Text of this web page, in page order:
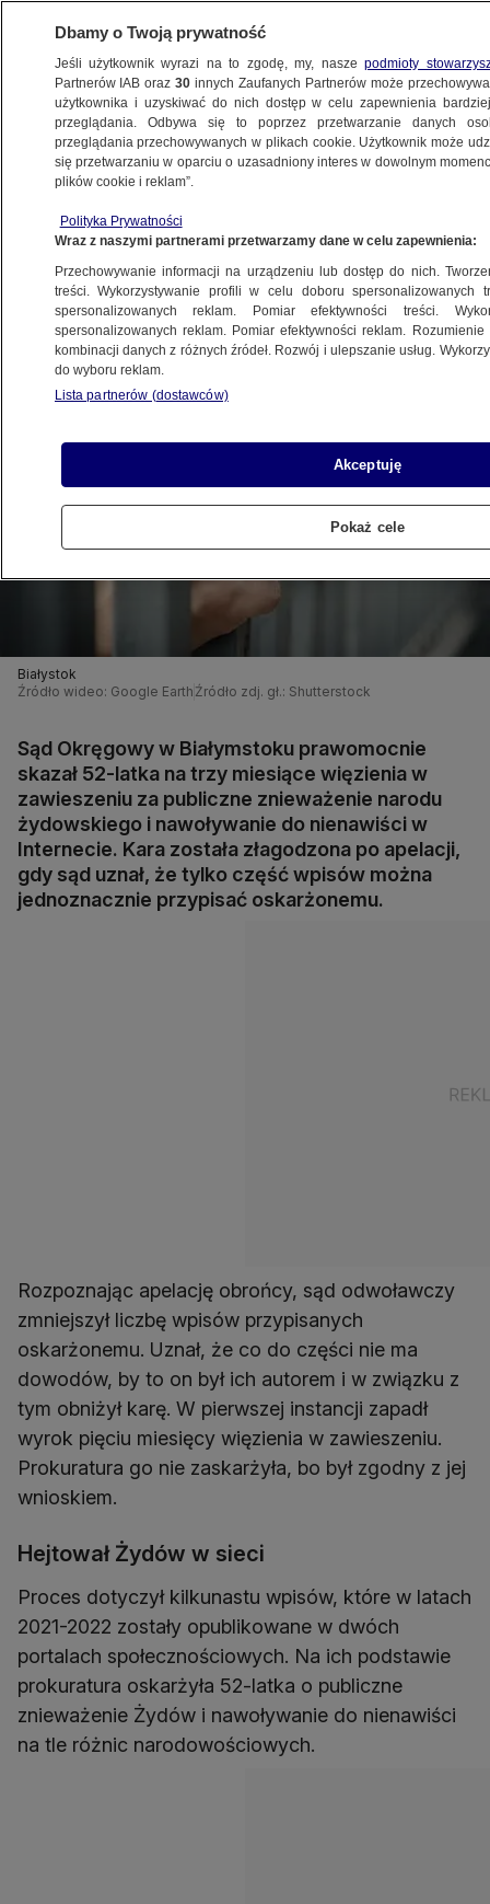
BIAŁYSTOK
żydowskiego wpisami w Internecie
11.09.2025, 16:30
Posłuchaj artykułu
Czyta lektor AI
Białystok
Źródło wideo: Google Earth Źródło zdj. gł.: Shutterstock
Sąd Okręgowy w Białymstoku prawomocnie
skazał 52-latka na trzy miesiące więzienia w
zawieszeniu za publiczne znieważenie narodu
żydowskiego i nawoływanie do nienawiści w
Internecie. Kara została złagodzona po apelacji,
gdy sąd uznał, że tylko część wpisów można
jednoznacznie przypisać oskarżonemu.
Rozpoznając apelację obrońcy, sąd odwoławczy
zmniejszył liczbę wpisów przypisanych
oskarżonemu. Uznał, że co do części nie ma
dowodów, by to on był ich autorem i w związku z
tym obniżył karę. W pierwszej instancji zapadł
wyrok pięciu miesięcy więzienia w zawieszeniu.
Prokuratura go nie zaskarżyła, bo był zgodny z jej
wnioskiem.
Hejtował Żydów w sieci
Proces dotyczył kilkunastu wpisów, które w latach
2021-2022 zostały opublikowane w dwóch
portalach społecznościowych. Na ich podstawie
prokuratura oskarżyła 52-latka o publiczne
znieważenie Żydów i nawoływanie do nienawiści
na tle różnic narodowościowych.
Dbamy o Twoją prywatność
Jeśli użytkownik wyrazi na to zgodę, my, naszepodmioty
Partnerów IAB oraz30 innych Zaufanych Partnerów może
użytkownika i uzyskiwać do nich dostęp w celu zapewnienia
przeglądania. Odbywa się to poprzez przetwarzanie danych
przeglądania przechowywanych w plikach cookie. Użytkownik może
się przetwarzaniu w oparciu o uzasadniony interes w dowolnym
plików cookie i reklam”.
Polityka Prywatności
Wraz z naszymi partnerami przetwarzamy dane w celu zapewnienia:
Przechowywanie informacji na urządzeniu lub dostęp do nich.
treści. Wykorzystywanie profili w celu doboru spersonalizowanych
spersonalizowanych reklam. Pomiar efektywności treści.
spersonalizowanych reklam. Pomiar efektywności reklam.
kombinacji danych z różnych źródeł. Rozwój i ulepszanie usług.
do wyboru reklam.
Lista partnerów (dostawców)
Akceptuję
Pokaż cele